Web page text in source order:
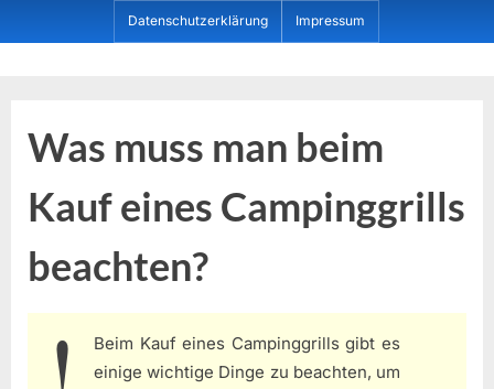
to
Datenschutzerklärung Impressum
Was muss man beim
Kauf eines Campinggrills
beachten?
Beim Kauf eines Campinggrills gibt es
einige wichtige Dinge zu beachten, um